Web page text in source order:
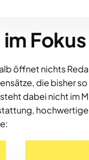
Fokus
öffnet nichts
die bisher
dabei nicht im